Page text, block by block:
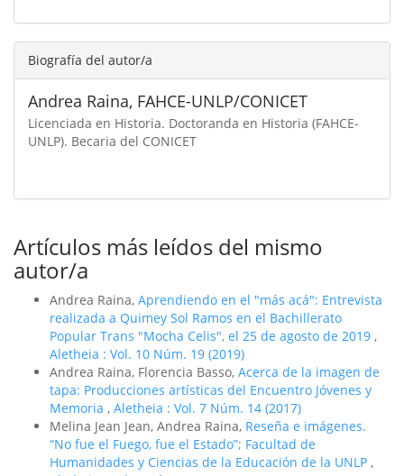
Biografía del autor/a
Andrea Raina, FAHCE-UNLP/CONICET
Licenciada en Historia. Doctoranda en Historia (FAHCE-
UNLP). Becaria del CONICET
Artículos más leídos del mismo
autor/a
Andrea Raina, Aprendiendo en el "más acá": Entrevista
realizada a Quimey Sol Ramos en el Bachillerato
Popular Trans "Mocha Celis", el 25 de agosto de 2019 ,
Aletheia : Vol. 10 Núm. 19 (2019)
Andrea Raina, Florencia Basso, Acerca de la imagen de
tapa: Producciones artí­sticas del Encuentro Jóvenes y
Memoria , Aletheia : Vol. 7 Núm. 14 (2017)
Melina Jean Jean, Andrea Raina, Reseña e imágenes.
“No fue el Fuego, fue el Estado”; Facultad de
Humanidades y Ciencias de la Educación de la UNLP ,